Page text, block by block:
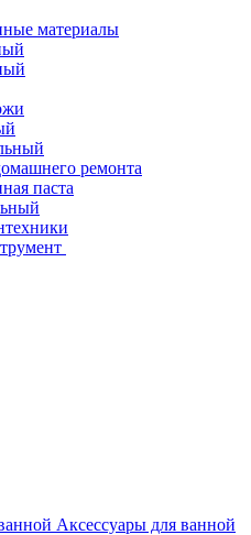
материалы
ремонта
паста
Аксессуары для ванной